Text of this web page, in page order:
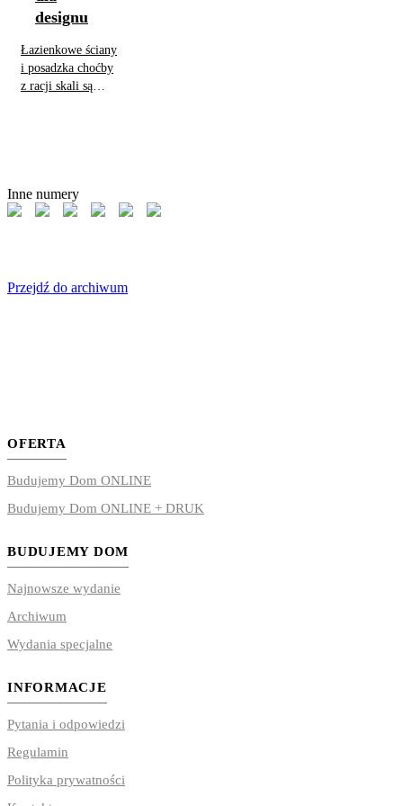
mniej znane nie
gorsze.
designu
Łazienkowe ściany
i posadzka choćby
z racji skali są
jako strefę
twórczej inwencji,
klimat.
Inne numery
Przejdź do archiwum
OFERTA
Budujemy Dom ONLINE
Budujemy Dom ONLINE + DRUK
BUDUJEMY DOM
Najnowsze wydanie
Archiwum
Wydania specjalne
INFORMACJE
Pytania i odpowiedzi
Regulamin
Polityka prywatności